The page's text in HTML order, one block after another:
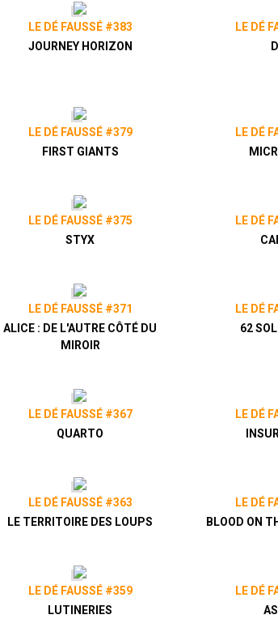
LE DÉ FAUSSÉ #383
JOURNEY HORIZON
LE DÉ
LE DÉ FAUSSÉ #379
FIRST GIANTS
LE DÉ
LE DÉ FAUSSÉ #375
STYX
LE DÉ
LE DÉ FAUSSÉ #371
ALICE : DE L'AUTRE CÔTÉ DU
MIROIR
LE DÉ
62
LE DÉ FAUSSÉ #367
QUARTO
LE DÉ
LE DÉ FAUSSÉ #363
LE TERRITOIRE DES LOUPS
LE DÉ
BLOOD ON
LE DÉ FAUSSÉ #359
LUTINERIES
LE DÉ